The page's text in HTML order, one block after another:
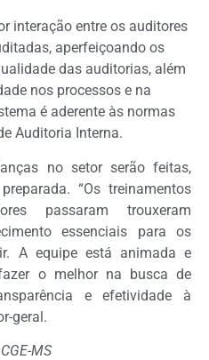
interação entre os auditores
aperfeiçoando os
das auditorias, além
nos processos e na
é aderente às normas
Auditoria Interna.
no setor serão feitas,
“Os treinamentos
passaram trouxeram
essenciais para os
A equipe está animada e
o melhor na busca de
e efetividade à
geral.
MS